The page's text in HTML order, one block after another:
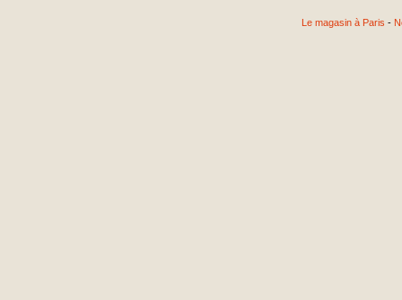
Le magasin à Paris -